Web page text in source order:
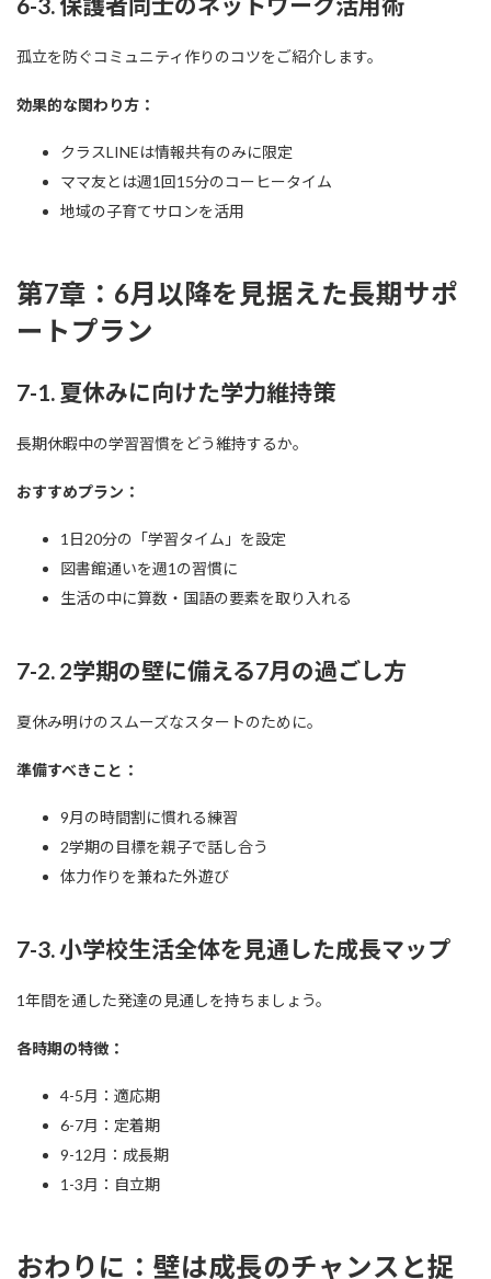
孤立を防ぐコミュニティ作りのコツをご紹介します。
効果的な関わり方：
クラスLINEは情報共有のみに限定
ママ友とは週1回15分のコーヒータイム
地域の子育てサロンを活用
第7章：6月以降を見据えた長期サポ
ートプラン
7-1. 夏休みに向けた学力維持策
長期休暇中の学習習慣をどう維持するか。
おすすめプラン：
1日20分の「学習タイム」を設定
図書館通いを週1の習慣に
生活の中に算数・国語の要素を取り入れる
7-2. 2学期の壁に備える7月の過ごし方
夏休み明けのスムーズなスタートのために。
準備すべきこと：
9月の時間割に慣れる練習
2学期の目標を親子で話し合う
体力作りを兼ねた外遊び
7-3. 小学校生活全体を見通した成長マップ
1年間を通した発達の見通しを持ちましょう。
各時期の特徴：
4-5月：適応期
6-7月：定着期
9-12月：成長期
1-3月：自立期
おわりに：壁は成長のチャンスと捉